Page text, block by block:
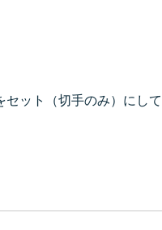
ット（切手のみ）にして